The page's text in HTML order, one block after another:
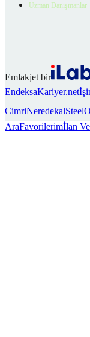
Uzman Danışmanlar
Emlakjet bir
EndeksaKariyer.net
CimriNeredekal
AraFavorilerimİlan